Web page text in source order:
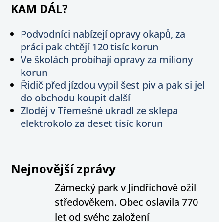
KAM DÁL?
Podvodníci nabízejí opravy okapů, za
práci pak chtějí 120 tisíc korun
Ve školách probíhají opravy za miliony
korun
Řidič před jízdou vypil šest piv a pak si jel
do obchodu koupit další
Zloděj v Třemešné ukradl ze sklepa
elektrokolo za deset tisíc korun
Nejnovější zprávy
Zámecký park v Jindřichově ožil
středověkem. Obec oslavila 770
let od svého založení